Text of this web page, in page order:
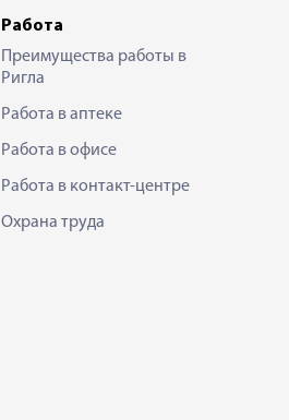
Работа
Преимущества работы в
Ригла
Работа в аптеке
Работа в офисе
Работа в контакт-центре
Охрана труда